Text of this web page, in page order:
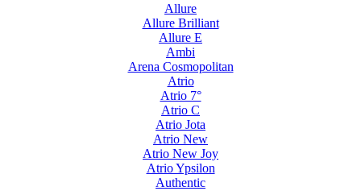
Allure
Allure Brilliant
Allure E
Ambi
Arena Cosmopolitan
Atrio
Atrio 7°
Atrio C
Atrio Jota
Atrio New
Atrio New Joy
Atrio Ypsilon
Authentic